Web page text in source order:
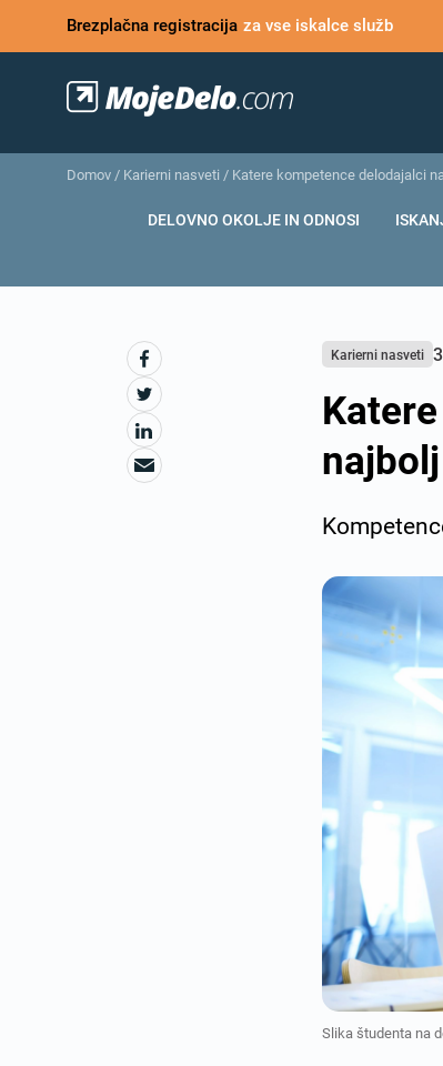
Brezplačna registracija za vse iskalce služb
Domov / Karierni nasveti / Katere kompetence delodajalci
DELOVNO OKOLJE IN ODNOSI
Karierni nasveti
Slika študenta na